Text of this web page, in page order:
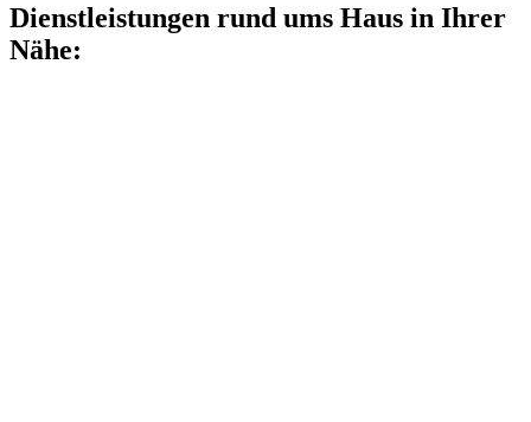
Dienstleistungen rund ums Haus in Ihrer
Nähe: